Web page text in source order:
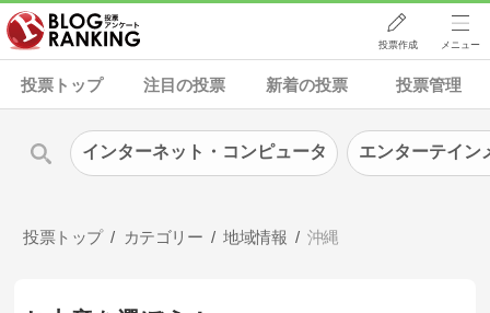
投票作成 メニュー
投票トップ 注目の投票 新着の投票 投票管理
投票トップ カテゴリー 地域情報 沖縄
インターネット・コンピュータ エンターテイン